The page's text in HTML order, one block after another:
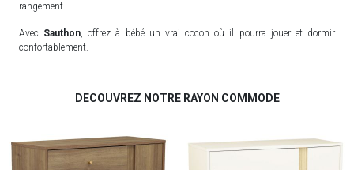
rangement...
Avec Sauthon, offrez à bébé un vrai cocon où il pourra jouer et dormir
confortablement.
DECOUVREZ NOTRE RAYON COMMODE